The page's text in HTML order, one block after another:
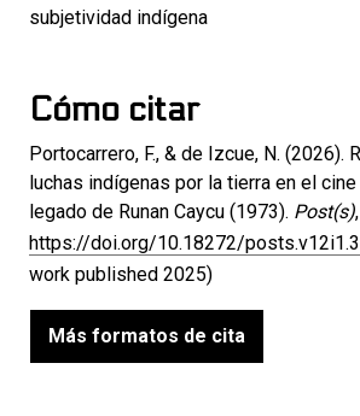
subjetividad indígena
Cómo citar
Portocarrero, F., & de Izcue, N. (2026).
luchas indígenas por la tierra en el cine
legado de Runan Caycu (1973). Post(s),
https://doi.org/10.18272/
work published 2025)
Más formatos de cita